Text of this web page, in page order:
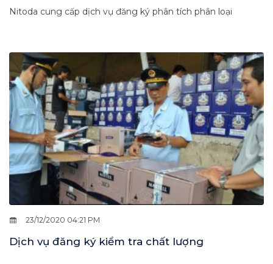
Nitoda cung cấp dịch vụ đăng ký phân tích phân loại
23/12/2020 04:21 PM
Dịch vụ đăng ký kiểm tra chất lượng